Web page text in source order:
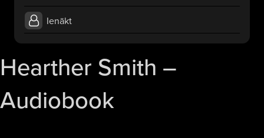
Ienākt
Hearther Smith –
Audiobook